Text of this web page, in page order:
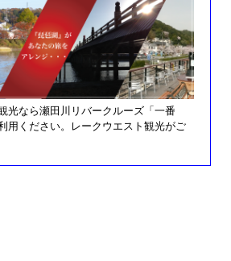
しました
新しました
新しました
しました
新しました
しました
ップ更新しました
光なら瀬田川リバークルーズ「一番
用ください。レークウエスト観光がご